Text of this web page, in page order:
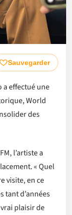
Sauvegarder
a effectué une
World
des
l’artiste a
« Quel
visite, en ce
tant d’années
plaisir de